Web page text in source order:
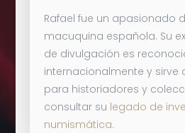
Rafael fue un apasionado
macuquina española. Su
de divulgación es
internacionalmente y sirve
para historiadores y
consultar su legado de
numismática.